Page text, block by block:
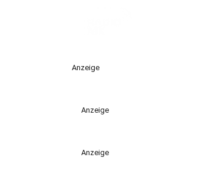
Anzeige
Anzeige
Anzeige